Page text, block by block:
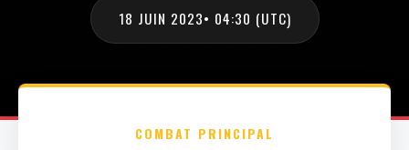
18 JUIN 2023• 04:30 (UTC)
COMBAT PRINCIPAL